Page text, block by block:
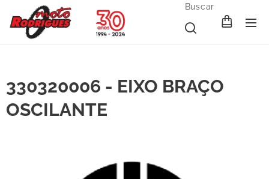
Buscar
330320006 - EIXO BRAÇO
OSCILANTE